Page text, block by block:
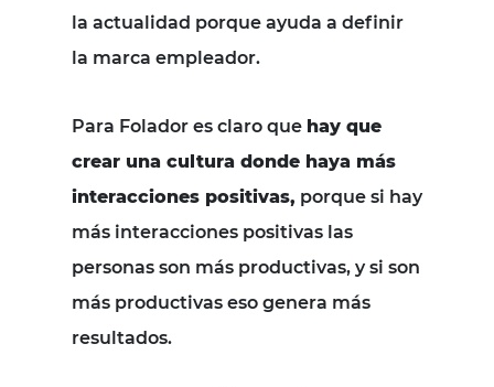
la actualidad porque ayuda a definir
la marca empleador.
Para Folador es claro que hay que
crear una cultura donde haya más
interacciones positivas, porque si hay
más interacciones positivas las
personas son más productivas, y si son
más productivas eso genera más
resultados.